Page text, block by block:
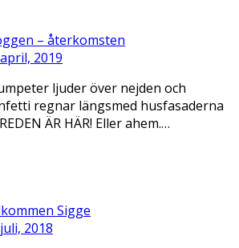
– återkomsten
2019
ljuder över nejden och
regnar längsmed husfasaderna
ÄR HÄR! Eller ahem.…
Sigge
2018